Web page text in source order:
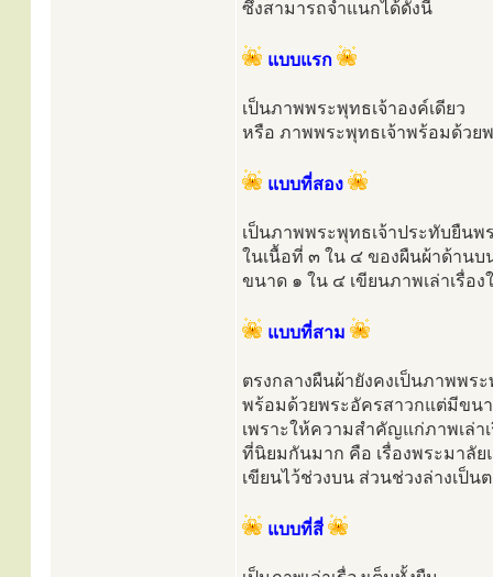
ซึ่งสามารถจำแนกได้ดังนี้
แบบแรก
เป็นภาพพระพุทธเจ้าองค์เดียว
หรือ ภาพพระพุทธเจ้าพร้อมด้วย
แบบที่สอง
เป็นภาพพระพุทธเจ้าประทับยืนพ
ในเนื้อที่ ๓ ใน ๔ ของผืนผ้าด้านบ
ขนาด ๑ ใน ๔ เขียนภาพเล่าเรื่อ
แบบที่สาม
ตรงกลางผืนผ้ายังคงเป็นภาพพร
พร้อมด้วยพระอัครสาวกแต่มีขน
เพราะให้ความสำคัญแก่ภาพเล่า
ที่นิยมกันมาก คือ เรื่องพระมาลั
เขียนไว้ช่วงบน ส่วนช่วงล่างเป็
แบบที่สี่